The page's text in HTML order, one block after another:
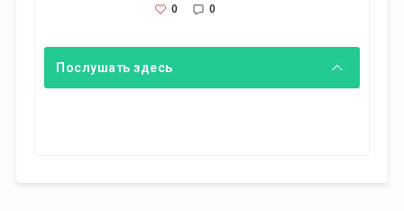
0 0
Послушать здесь